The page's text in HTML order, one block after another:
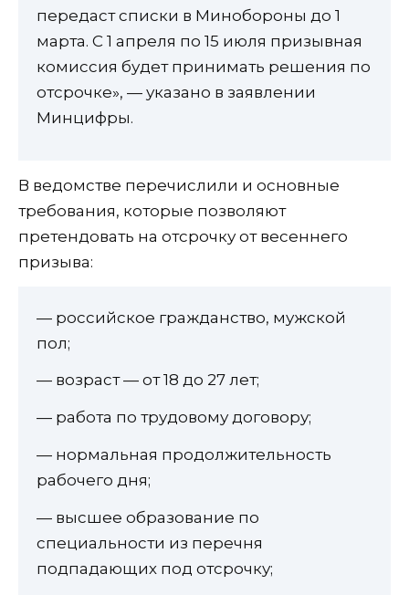
передаст списки в Минобороны до 1
марта. С 1 апреля по 15 июля призывная
комиссия будет принимать решения по
отсрочке», — указано в заявлении
Минцифры.
В ведомстве перечислили и основные
требования, которые позволяют
претендовать на отсрочку от весеннего
призыва:
— российское гражданство, мужской
пол;
— возраст — от 18 до 27 лет;
— работа по трудовому договору;
— нормальная продолжительность
рабочего дня;
— высшее образование по
специальности из перечня
подпадающих под отсрочку;